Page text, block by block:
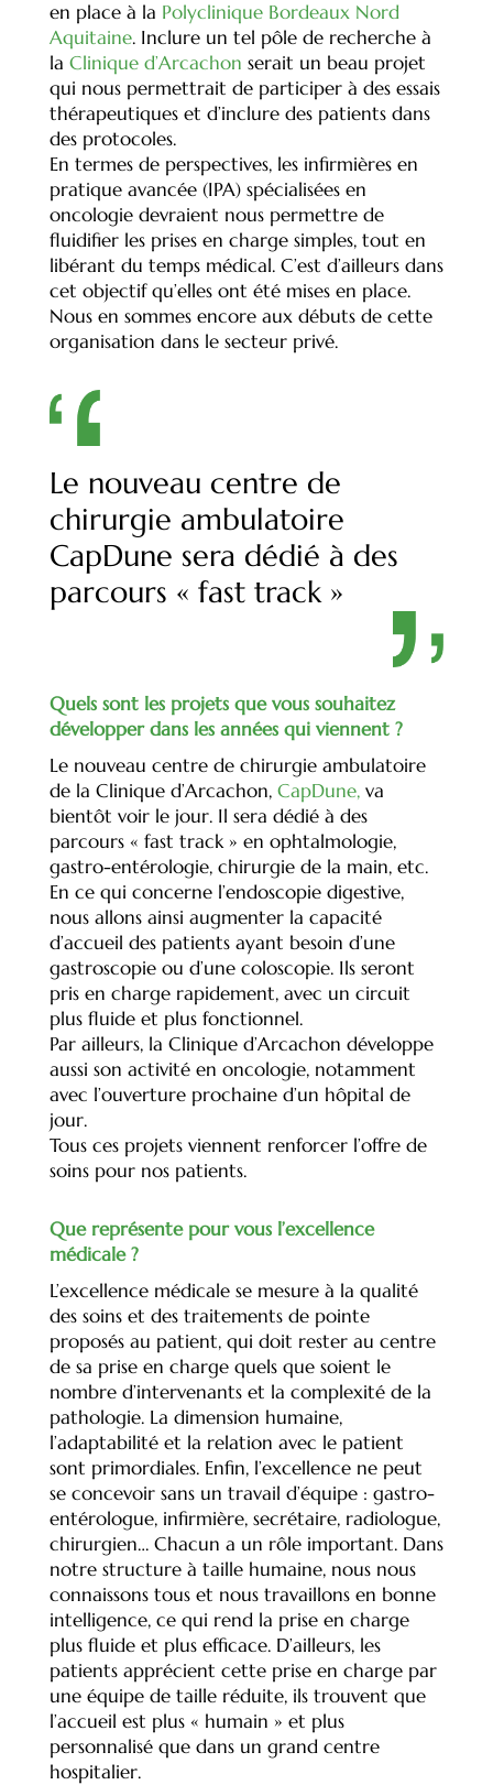
en place à la Polyclinique Bordeaux Nord
Aquitaine. Inclure un tel pôle de recherche à
la Clinique d’Arcachon serait un beau projet
qui nous permettrait de participer à des essais
thérapeutiques et d’inclure des patients dans
des protocoles.
En termes de perspectives, les infirmières en
pratique avancée (IPA) spécialisées en
oncologie devraient nous permettre de
fluidifier les prises en charge simples, tout en
libérant du temps médical. C’est d’ailleurs dans
cet objectif qu’elles ont été mises en place.
Nous en sommes encore aux débuts de cette
organisation dans le secteur privé.
Le nouveau centre de
chirurgie ambulatoire
CapDune sera dédié à des
parcours « fast track »
Quels sont les projets que vous souhaitez
développer dans les années qui viennent ?
Le nouveau centre de chirurgie ambulatoire
de la Clinique d’Arcachon, CapDune,va
bientôt voir le jour. Il sera dédié à des
parcours « fast track » en ophtalmologie,
gastro-entérologie, chirurgie de la main, etc.
En ce qui concerne l’endoscopie digestive,
nous allons ainsi augmenter la capacité
d’accueil des patients ayant besoin d’une
gastroscopie ou d’une coloscopie. Ils seront
pris en charge rapidement, avec un circuit
plus fluide et plus fonctionnel.
Par ailleurs, la Clinique d’Arcachon développe
aussi son activité en oncologie, notamment
avec l’ouverture prochaine d’un hôpital de
jour.
Tous ces projets viennent renforcer l’offre de
soins pour nos patients.
Que représente pour vous l’excellence
médicale ?
L’excellence médicale se mesure à la qualité
des soins et des traitements de pointe
proposés au patient, qui doit rester au centre
de sa prise en charge quels que soient le
nombre d’intervenants et la complexité de la
pathologie. La dimension humaine,
l’adaptabilité et la relation avec le patient
sont primordiales. Enfin, l’excellence ne peut
se concevoir sans un travail d’équipe : gastro-
entérologue, infirmière, secrétaire, radiologue,
chirurgien… Chacun a un rôle important. Dans
notre structure à taille humaine, nous nous
connaissons tous et nous travaillons en bonne
intelligence, ce qui rend la prise en charge
plus fluide et plus efficace. D’ailleurs, les
patients apprécient cette prise en charge par
une équipe de taille réduite, ils trouvent que
l’accueil est plus « humain » et plus
personnalisé que dans un grand centre
hospitalier.